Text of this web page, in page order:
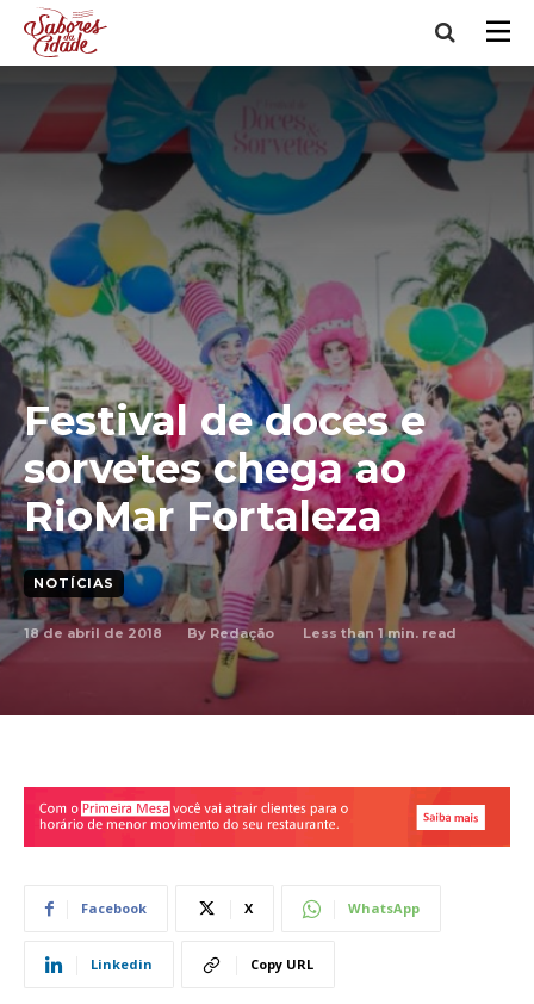
Festival de doces e
sorvetes chega ao
RioMar Fortaleza
NOTÍCIAS
18 de abril de 2018 By Redação Less than 1min. read
Facebook X WhatsApp
Linkedin Copy URL